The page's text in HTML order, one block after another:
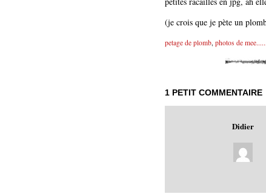
(je crois que je pète un
petage de plomb, photos de
1 PETIT COMMENTAIRE
Didier